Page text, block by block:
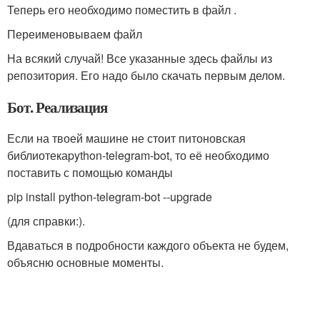
Теперь его необходимо поместить в файл .
Переименовываем файл
На всякий случай! Все указанные здесь файлы из
репозитория. Его надо было скачать первым делом.
Бот. Реализация
Если на твоей машине не стоит питоновская
библиотекаpython-telegram-bot, то её необходимо
поставить с помощью команды
pip install python-telegram-bot --upgrade
(для справки:).
Вдаваться в подробности каждого объекта не будем,
объясню основные моменты.